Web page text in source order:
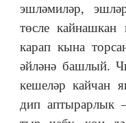
эшләмиләр,
төсле кайнашкан
карап кына
әйләнә башлый.
кешеләр кайчан
дип аптырарлык